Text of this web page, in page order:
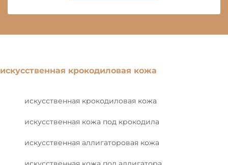
искусственная крокодиловая кожа
искусственная крокодиловая кожа
искусственная кожа под крокодила
искусственная аллигаторовая кожа